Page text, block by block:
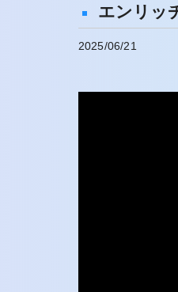
エンリッ
2025/06/21